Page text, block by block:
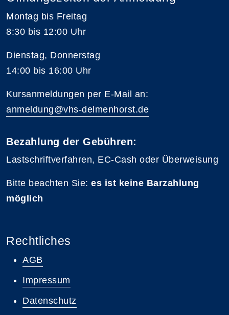
Montag bis Freitag
8:30 bis 12:00 Uhr
Dienstag, Donnerstag
14:00 bis 16:00 Uhr
Kursanmeldungen per E-Mail an:
anmeldung@vhs-delmenhorst.de
Bezahlung der Gebühren:
Lastschriftverfahren, EC-Cash oder Überweisung
Bitte beachten Sie: es ist keine Barzahlung
möglich
Rechtliches
AGB
Impressum
Datenschutz